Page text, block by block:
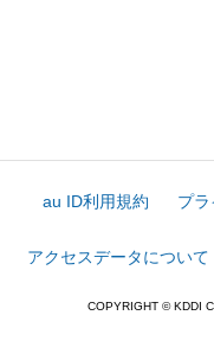
au ID利用規約 プ
アクセスデータについて
COPYRIGHT © KDDI